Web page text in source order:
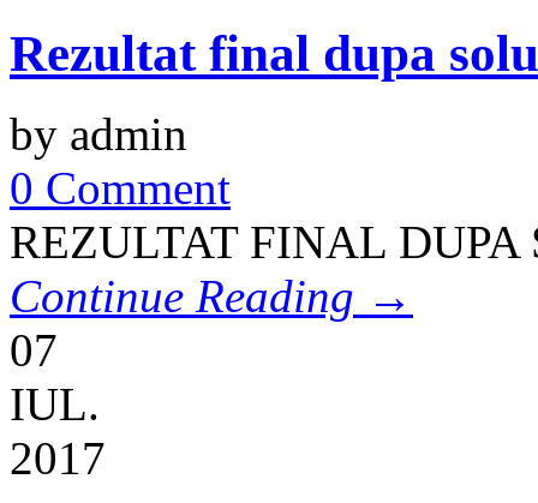
Rezultat final dupa
by admin
0 Comment
REZULTAT FINAL
Continue Reading →
07
IUL.
2017